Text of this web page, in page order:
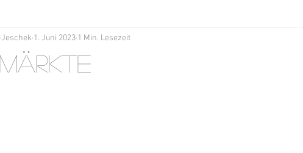
1. Juni 2023 1 Min. Lesezeit